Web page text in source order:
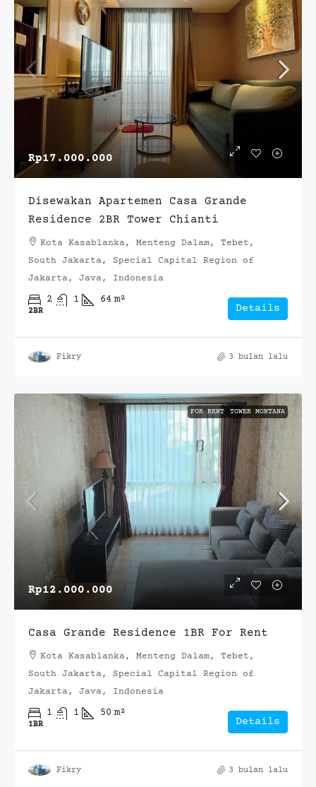
Rp17.000.000
Disewakan Apartemen Casa Grande
Residence 2BR Tower Chianti
Kota Kasablanka, Menteng Dalam, Tebet,
South Jakarta, Special Capital Region of
Jakarta, Java, Indonesia
2 1 64 m²
2BR Details
Fikry 3 bulan lalu
FOR RENT TOWER MONTANA
Rp12.000.000
Casa Grande Residence 1BR For Rent
Kota Kasablanka, Menteng Dalam, Tebet,
South Jakarta, Special Capital Region of
Jakarta, Java, Indonesia
1 1 50 m²
1BR Details
Fikry 3 bulan lalu